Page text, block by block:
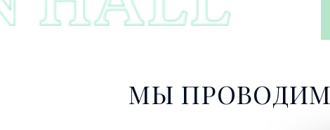
МЫ ПРОВОДИМ